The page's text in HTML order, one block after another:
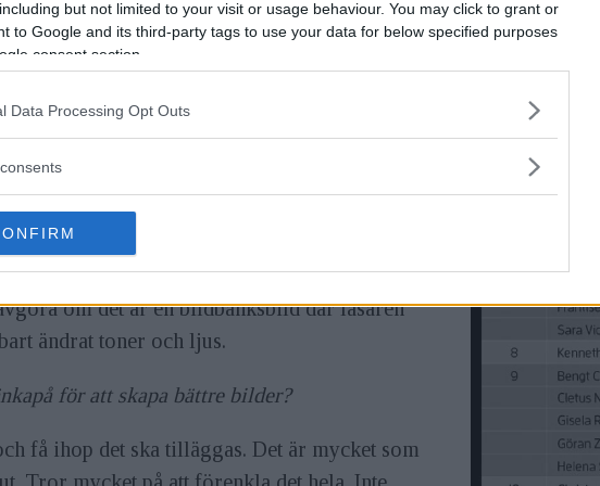
but not limited to your visit or usage behaviour. You may click to grant or
to Google and its third-party tags to use your data for below specified purposes
consent section.
Data Processing Opt Outs
Grand Prix bedömdes av Retuscheriet,
er bedömning?
Sen ta hänsyn till själva retuschen
sig till temat »montage«?
om det är en bildbanksbild där läsaren
ändrat toner och ljus.
för att skapa bättre bilder?
få ihop det ska tilläggas. Det är mycket som